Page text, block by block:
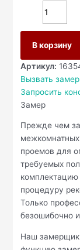
В корзину
Артикул:
Вызвать
Запросить
Замер
Прежде чем
проемов для
требуемых
комплектацию
процедуру
Только
безошибочно
Наш замерщик